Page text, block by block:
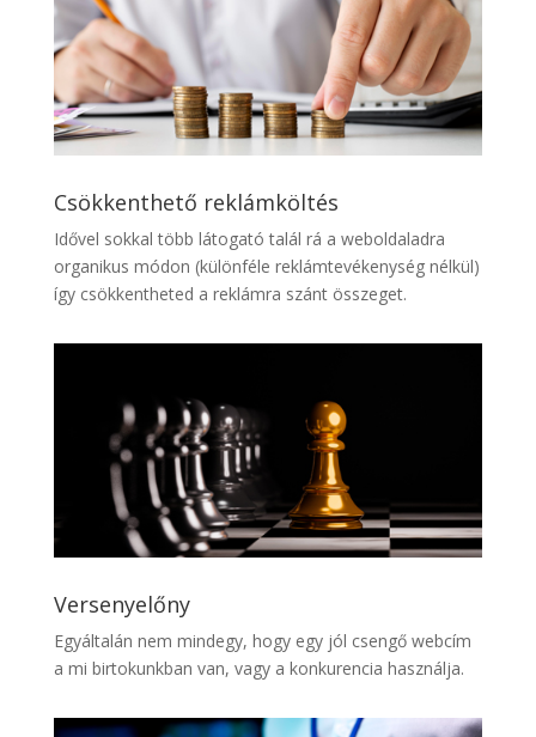
Csökkenthető reklámköltés
Idővel sokkal több látogató talál rá a weboldaladra
organikus módon (különféle reklámtevékenység nélkül)
így csökkentheted a reklámra szánt összeget.
Versenyelőny
Egyáltalán nem mindegy, hogy egy jól csengő webcím
a mi birtokunkban van, vagy a konkurencia használja.